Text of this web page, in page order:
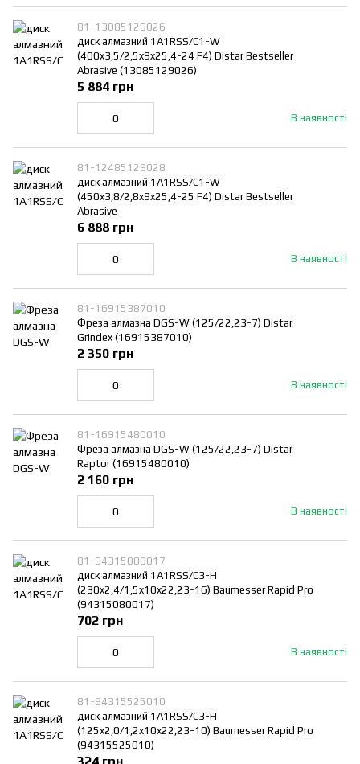
81-13085129026
диск алмазний 1A1RSS/C1-W
(400x3,5/2,5x9x25,4-24 F4) Distar Bestseller
Abrasive (13085129026)
В наявності
5 884 грн
81-12485129028
диск алмазний 1A1RSS/C1-W
(450x3,8/2,8x9x25,4-25 F4) Distar Bestseller
Abrasive
В наявності
6 888 грн
81-16915387010
Фреза алмазна DGS-W (125/22,23-7) Distar
Grindex (16915387010)
В наявності
2 350 грн
81-16915480010
Фреза алмазна DGS-W (125/22,23-7) Distar
Raptor (16915480010)
В наявності
2 160 грн
81-94315080017
диск алмазний 1A1RSS/C3-H
(230x2,4/1,5x10x22,23-16) Baumesser Rapid Pro
(94315080017)
В наявності
702 грн
81-94315525010
диск алмазний 1A1RSS/C3-H
(125x2,0/1,2x10x22,23-10) Baumesser Rapid Pro
(94315525010)